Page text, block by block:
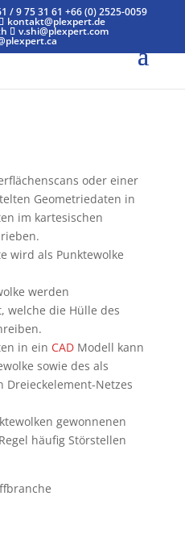
/ 9 75 31 61+66 (0) 2525-0059
kontakt@plexpert.de
v.shi@plexpert.com
oder einer
Geometriedaten in
im kartesischen
wird als Punktewolke
werden
welche die Hülle des
in ein CADModell kann
sowie des als
Dreieckelement-Netzes
gewonnenen
häufig Störstellen